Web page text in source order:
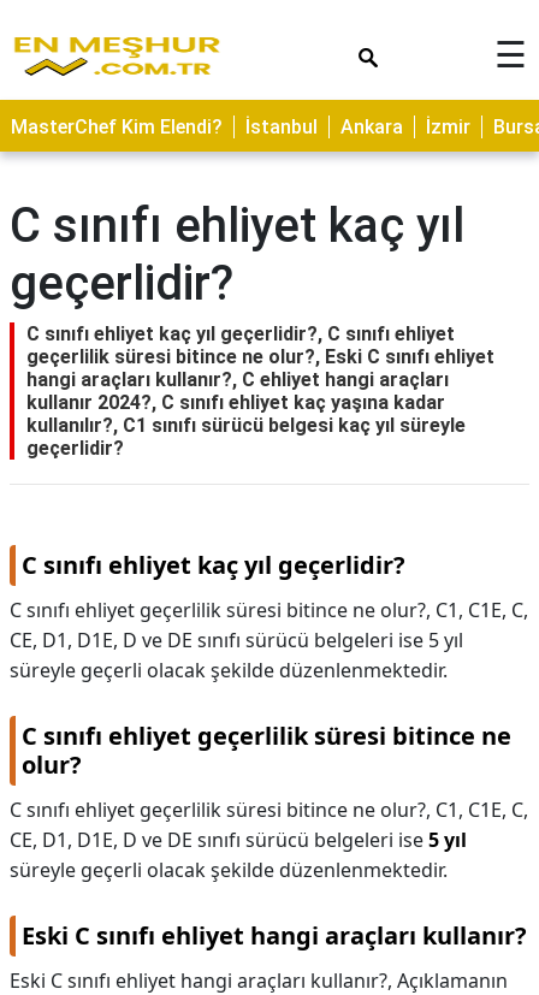
ASTROLOJİ
SAĞLIK
TARİFLERİ
GEZİLECEK
YERLER
CİLT
BAKIMI
NEDİR
KAMP
ALANLARI
İLETİŞİM
☰
MasterChef Kim Elendi? İstanbul Ankara İzmir
C sınıfı ehliyet kaç yıl
geçerlidir?
C sınıfı ehliyet kaç yıl geçerlidir?, C sınıfı ehliyet
geçerlilik süresi bitince ne olur?, Eski C sınıfı ehliyet
hangi araçları kullanır?, C ehliyet hangi araçları
kullanır 2024?, C sınıfı ehliyet kaç yaşına kadar
kullanılır?, C1 sınıfı sürücü belgesi kaç yıl süreyle
geçerlidir?
C sınıfı ehliyet kaç yıl geçerlidir?
C sınıfı ehliyet geçerlilik süresi bitince ne olur?, C1, C1E, C,
CE, D1, D1E, D ve DE sınıfı sürücü belgeleri ise 5 yıl
süreyle geçerli olacak şekilde düzenlenmektedir.
C sınıfı ehliyet geçerlilik süresi bitince ne
olur?
C sınıfı ehliyet geçerlilik süresi bitince ne olur?, C1, C1E, C,
CE, D1, D1E, D ve DE sınıfı sürücü belgeleri ise5 yıl
süreyle geçerli olacak şekilde düzenlenmektedir.
Eski C sınıfı ehliyet hangi araçları kullanır?
Eski C sınıfı ehliyet hangi araçları kullanır?, Açıklamanın